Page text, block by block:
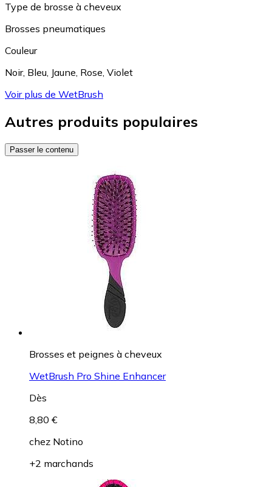
Type de brosse à cheveux
Brosses pneumatiques
Couleur
Noir, Bleu, Jaune, Rose, Violet
Voir plus de WetBrush
Autres produits populaires
Passer le contenu
Brosses et peignes à cheveux
WetBrush Pro Shine Enhancer
Dès
8,80 €
chez Notino
+2 marchands